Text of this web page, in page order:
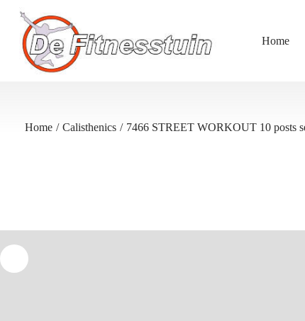
inhoud
Home
Home / Calisthenics / 7466 STREET WORKOUT 10 posts